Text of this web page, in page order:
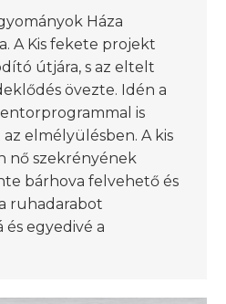
Háza
A Kis fekete projekt
útjára, s az eltelt
övezte. Idén a
is
elmélyülésben. A kis
nő szekrényének
bárhova felvehető és
ruhadarabot
és egyedivé a